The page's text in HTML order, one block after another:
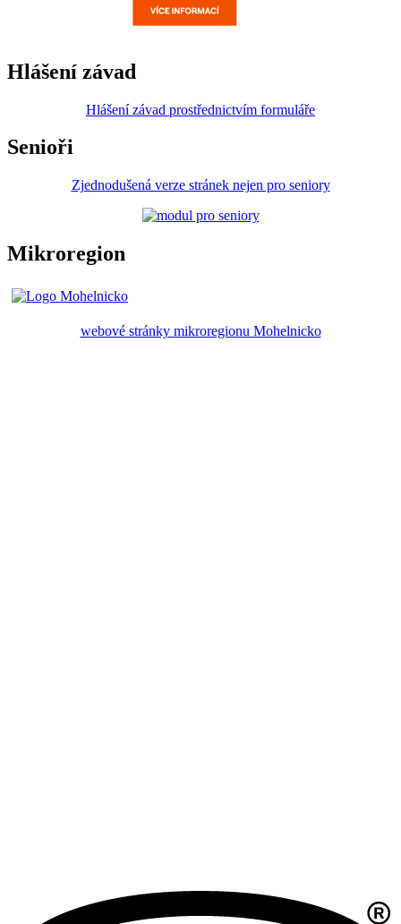
Hlášení závad
Hlášení závad prostřednictvím formuláře
Senioři
Zjednodušená verze stránek nejen pro seniory
Mikroregion
webové stránky mikroregionu Mohelnicko